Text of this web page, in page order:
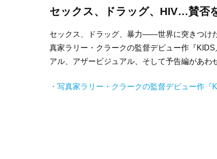
セックス、ドラッグ、HIV…賛否
セックス、ドラッグ、暴力——世界に突きつけ
真家ラリー・クラークの監督デビュー作『
アル、アザービジュアル、そして予告編があわ
・写真家ラリー・クラークの監督デビュー作